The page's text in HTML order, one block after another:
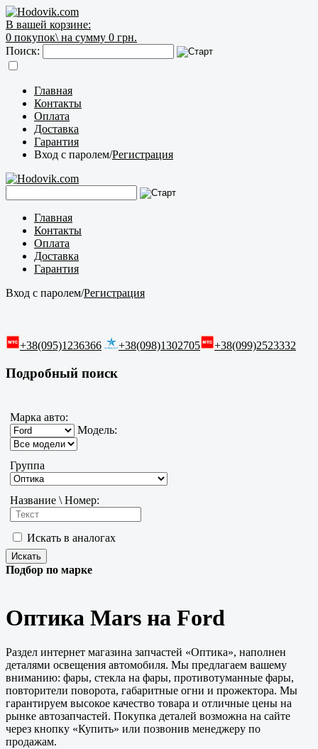
В вашей корзине:
0 покупок\ на сумму 0 грн.
Поиск:
Главная
Контакты
Оплата
Доставка
Гарантия
Вход с паролем/Регистрация
Главная
Контакты
Оплата
Доставка
Гарантия
Вход с паролем/Регистрация
+38(095)1236366 +38(098)1302705 +38(099)2523332
Подробный поиск
Марка авто:
Модель:
Группа
Название \ Номер:
Искать в аналогах
Подбор по марке
Оптика Mars на Ford
Раздел интернет магазина запчастей «Оптика», наполнен
деталями освещения автомобиля. Мы предлагаем вашему
вниманию: фары, стекла на фары, противотуманные фары,
повторители поворота, габаритные огни и прожектора. Мы
гарантируем высокое качество товара и отличные цены на
рынке автозапчастей. Покупка деталей возможна на сайте
через кнопку «Купить» или позвонив менеджеру по
продажам.